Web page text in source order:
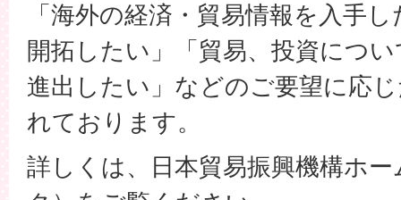
「海外の経済・貿易情報を入手
開拓したい」「貿易、投資につ
進出したい」などのご要望に応
れております。
詳しくは、日本貿易振興機構ホ